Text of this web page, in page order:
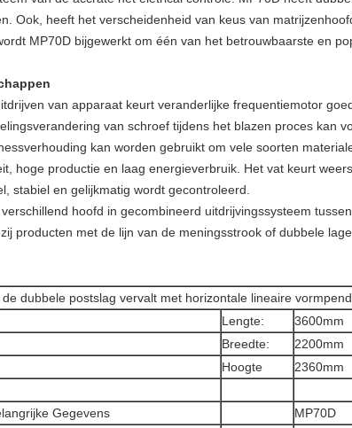
Ook, heeft het verscheidenheid van keus van
MP70D bijgewerkt om één van het betrouwbaarste en
van apparaat keurt veranderlijke frequentiemotor
van schroef tijdens het blazen proces kan
kan worden gebruikt om vele soorten
hoge productie en laag energieverbruik. Het vat keurt
stabiel en gelijkmatig wordt gecontroleerd.
hoofd in gecombineerd uitdrijvingssysteem
producten met de lijn van de meningsstrook of dubbele
de dubbele postslag vervalt met horizontale lineaire
Lengte:
3600mm
Breedte:
2200mm
Hoogte
2360mm
Gegevens
MP70D